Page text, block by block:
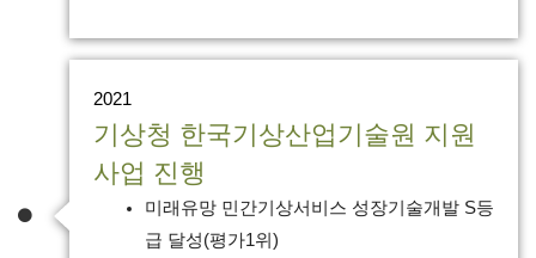
2021
기상청 한국기상산업기술원 지원
사업 진행
미래유망 민간기상서비스 성장기술개발 S등
급 달성(평가1위)